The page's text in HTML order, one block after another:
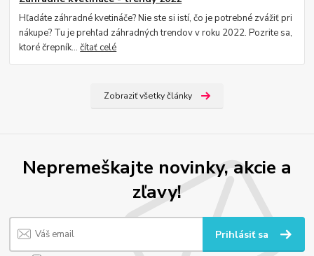
Hľadáte záhradné kvetináče? Nie ste si istí, čo je potrebné zvážiť pri
nákupe? Tu je prehľad záhradných trendov v roku 2022. Pozrite sa,
ktoré črepník...čítať celé
Zobraziť všetky články
Nepremeškajte novinky, akcie a
zľavy!
Prihlásiť sa